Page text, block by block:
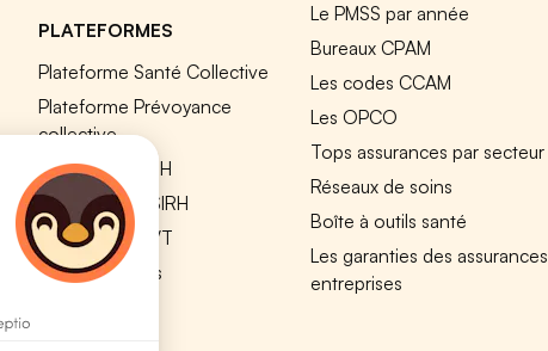
PLATEFORMES
Plateforme Santé Collective
Plateforme Prévoyance
collective
Plateforme SIRH
Nos modules SIRH
Plateforme QVT
Tous nos outils
Le PMSS par année
Bureaux CPAM
Les codes CCAM
Les OPCO
Tops assurances par secteur
Réseaux de soins
Boîte à outils santé
Les garanties des assurances
entreprises